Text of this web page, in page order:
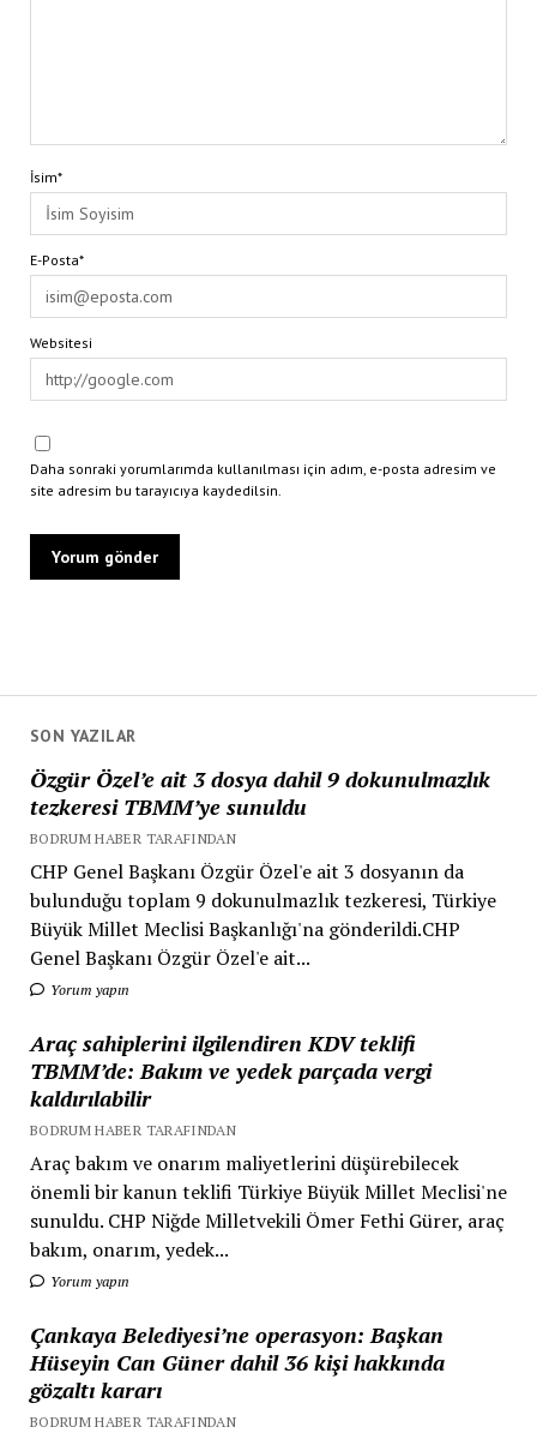
SON YAZILAR
Özgür Özel’e ait 3 dosya dahil 9 dokunulmazlık
tezkeresi TBMM’ye sunuldu
BODRUM HABER TARAFINDAN
CHP Genel Başkanı Özgür Özel'e ait 3 dosyanın da
bulunduğu toplam 9 dokunulmazlık tezkeresi, Türkiye
Büyük Millet Meclisi Başkanlığı'na gönderildi.CHP
Genel Başkanı Özgür Özel'e ait...
Yorum yapın
Araç sahiplerini ilgilendiren KDV teklifi
TBMM’de: Bakım ve yedek parçada vergi
kaldırılabilir
BODRUM HABER TARAFINDAN
Araç bakım ve onarım maliyetlerini düşürebilecek
önemli bir kanun teklifi Türkiye Büyük Millet Meclisi'ne
sunuldu. CHP Niğde Milletvekili Ömer Fethi Gürer, araç
bakım, onarım, yedek...
Yorum yapın
Çankaya Belediyesi’ne operasyon: Başkan
Hüseyin Can Güner dahil 36 kişi hakkında
gözaltı kararı
BODRUM HABER TARAFINDAN
İsim*
E-Posta*
Websitesi
Daha sonraki yorumlarımda kullanılması için adım, e-posta adresim ve
site adresim bu tarayıcıya kaydedilsin.